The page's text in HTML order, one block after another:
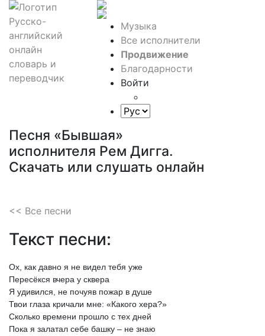
Музыка
Все исполнители
Продвижение
Благодарности
Войти
Песня «Бывшая»
исполнителя Рем Дигга.
Скачать или слушать онлайн
<< Все песни
Текст песни:
Ох, как давно я не видел тебя уже
Пересёкся вчера у сквера
Я удивился, не почуяв пожар в душе
Твои глаза кричали мне: «Какого хера?»
Сколько времени прошло с тех дней
Пока я залатал себе башку – не знаю